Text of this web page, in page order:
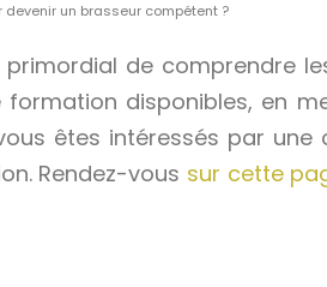
un brasseur compétent ?
de comprendre
disponibles, en
êtes intéressés par
Rendez-vous sur cette